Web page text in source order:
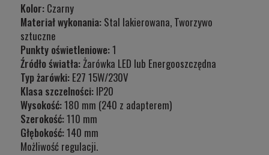
Kolor: Czarny
Materiał wykonania: Stal lakierowana, Tworzywo
sztuczne
Punkty oświetleniowe:1
Źródło światła:Żarówka LED lub Energooszczędna
Typ żarówki: E27 15W/230V
Klasa szczelności: IP20
Wysokość:180 mm (240 z adapterem)
Szerokość:110 mm
Głębokość:140 mm
Możliwość regulacji.